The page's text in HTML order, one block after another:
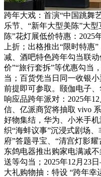
跨年大戏：首演“中国跳舞
乐节、“新年大型美陈”大
陈”花灯展低价特惠：2025
上折；出格推出“限时特惠
减、酒吧特色跨年勾当联
价”“旅行套拆”等优惠勾当
当；百货凭当日同一收银
前提即可参取。颐伽电子
响应品跨年派对：2025年
信、亿派商贸将抽取 vivo
好物集结，华为、小米手机
织“海蚌议事”沉浸式剧场
府”答题寻宝、“清宫灯影
东鸽电器推出购家电满减
送等勾当；2025年12月23
大礼购物抽：特设 “跨年幸